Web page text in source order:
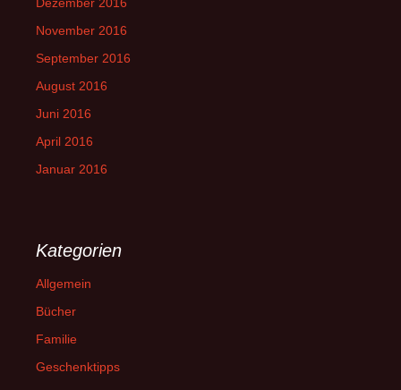
November 2016
September 2016
August 2016
Juni 2016
April 2016
Januar 2016
Kategorien
Allgemein
Bücher
Familie
Geschenktipps